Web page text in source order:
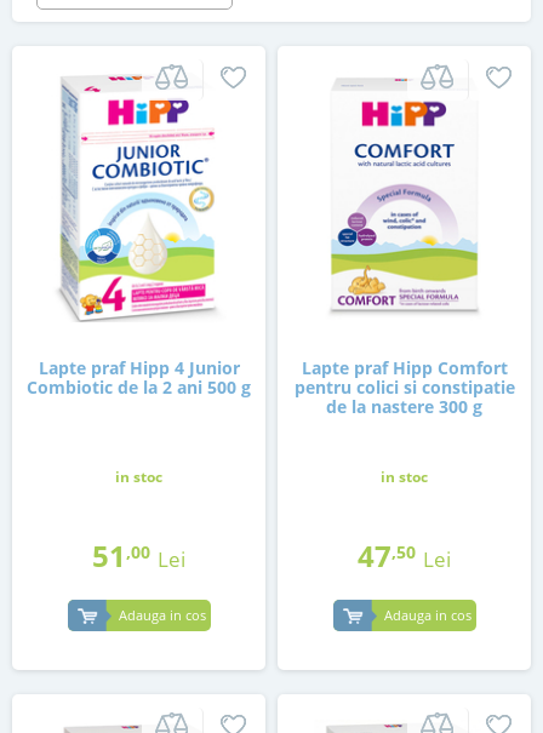
Lapte praf Hipp 4 Junior
Combiotic de la 2 ani 500 g
in stoc
51 ,00 Lei
Adauga in cos
Lapte praf Hipp Comfort
pentru colici si constipatie
de la nastere 300 g
in stoc
47,50 Lei
Adauga in cos